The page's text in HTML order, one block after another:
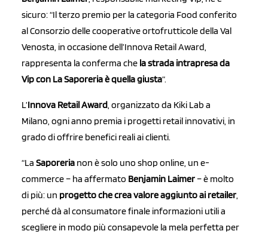
sicuro: “Il terzo premio per la categoria Food conferito
al Consorzio delle cooperative ortofrutticole della Val
Venosta, in occasione dell’Innova Retail Award,
rappresenta la conferma che la strada intrapresa da
Vip con La Saporeria è quella giusta“.
L’Innova Retail Award , organizzato da Kiki Lab a
Milano, ogni anno premia i progetti retail innovativi, in
grado di offrire benefici reali ai clienti.
“La Saporeria non è solo uno shop online, un e-
commerce – ha affermato Benjamin Laimer– è molto
di più: un progetto che crea valore aggiunto ai retailer
perché dà al consumatore finale informazioni utili a
scegliere in modo più consapevole la mela perfetta per